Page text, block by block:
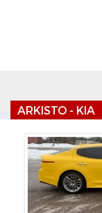
ARKISTO - KIA